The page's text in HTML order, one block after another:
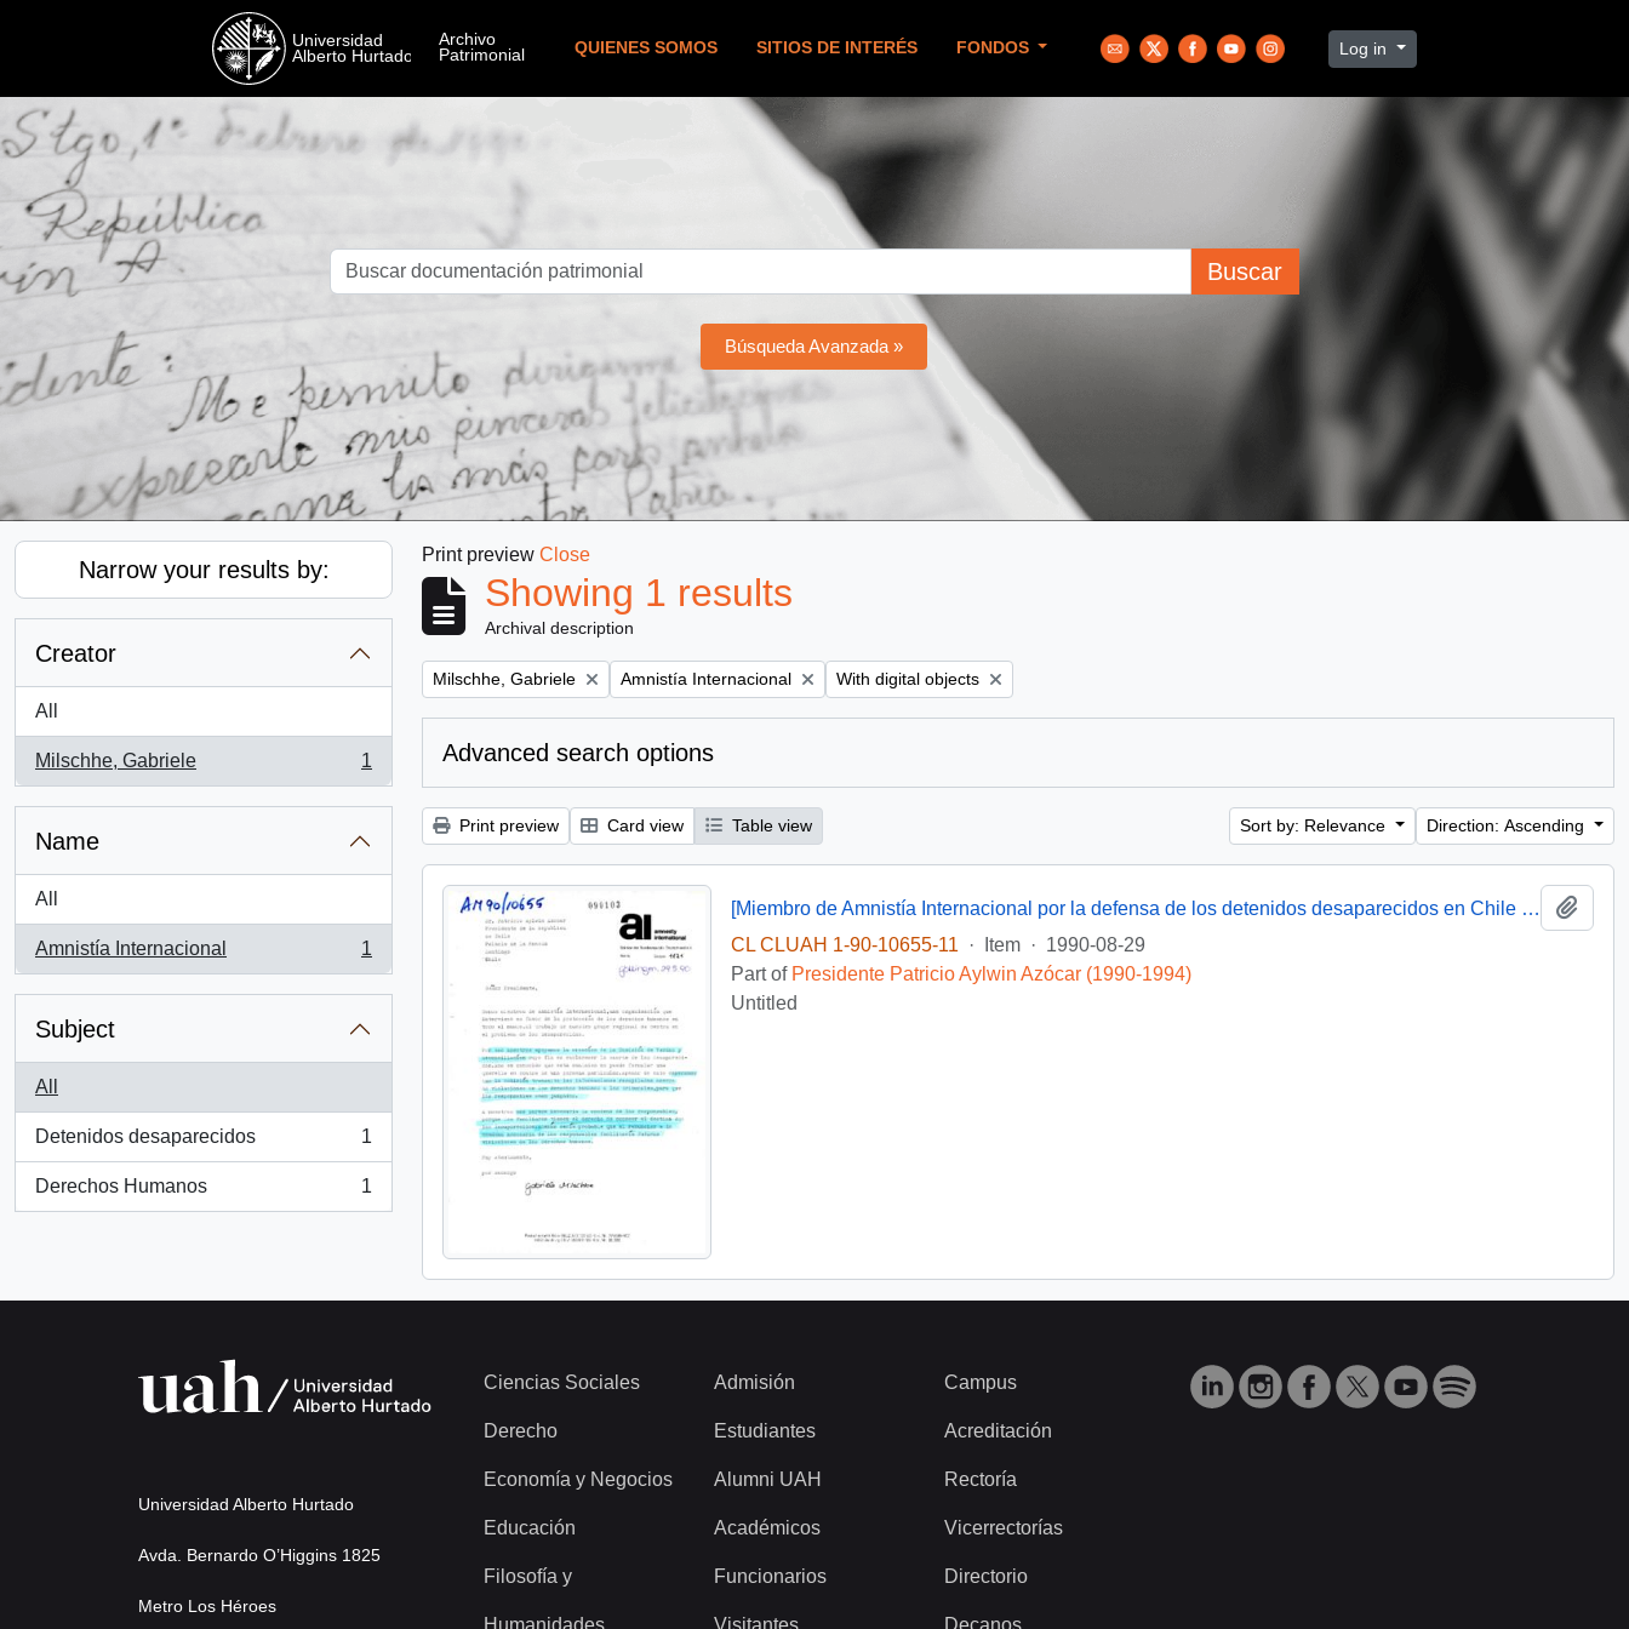
QUIENES SOMOS SITIOS DE INTERÉS FONDOS Log in
Buscar
Búsqueda Avanzada »
Narrow your results by:
Creator
All
Milschhe, Gabriele
, 1 results
1
Name
All
Amnistía Internacional
, 1 results
1
Subject
All
Detenidos desaparecidos
, 1 results
1
Derechos Humanos
, 1 results
1
Print preview Close
Showing 1 results
Archival description
Remove filter:
Milschhe, Gabriele Remove filter:
Amnistía Internacional Remove filter:
With digital objects
Advanced search options
Print preview Card view Table view Sort by: Relevance Direction: Ascending
[Miembro de Amnistía Internacional por la defensa de los detenidos desaparecidos en Chile felicita por la creación de la Comisión de de Verdad y Reconciliación]
CL CLUAH 1-90-10655-11
· Item · 1990-08-29
Part of Presidente Patricio Aylwin Azócar (1990-1994)
Untitled
Universidad Alberto Hurtado
Avda. Bernardo O’Higgins 1825
Metro Los Héroes
Ciencias Sociales
Derecho
Economía y Negocios
Educación
Filosofía y
Humanidades
Admisión
Estudiantes
Alumni UAH
Académicos
Funcionarios
Visitantes
Campus
Acreditación
Rectoría
Vicerrectorías
Directorio
Decanos